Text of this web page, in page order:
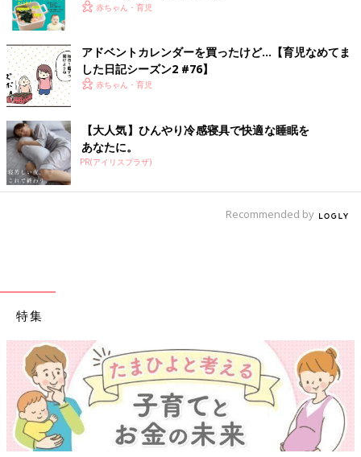
赤ちゃん・育児
アドベントカレンダーを買ったけど…【育児なめてま
した日記シーズン2 #76】
赤ちゃん・育児
【大人気】ひんやり冷感寝具で快適な睡眠を
あなたに。
PR(アイリスプラザ)
Recommended by
特集